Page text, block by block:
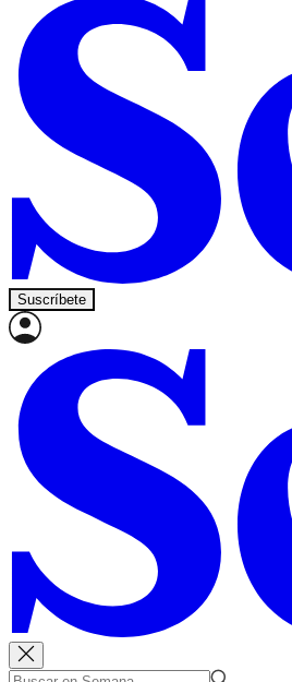
Suscríbete